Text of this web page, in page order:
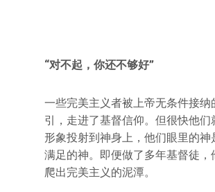
“对不起，你还不够好”
一些完美主义者被上帝无条件接纳
引，走进了基督信仰。但很快他们
形象投射到神身上，他们眼里的神
满足的神。即便做了多年基督徒，
爬出完美主义的泥潭。